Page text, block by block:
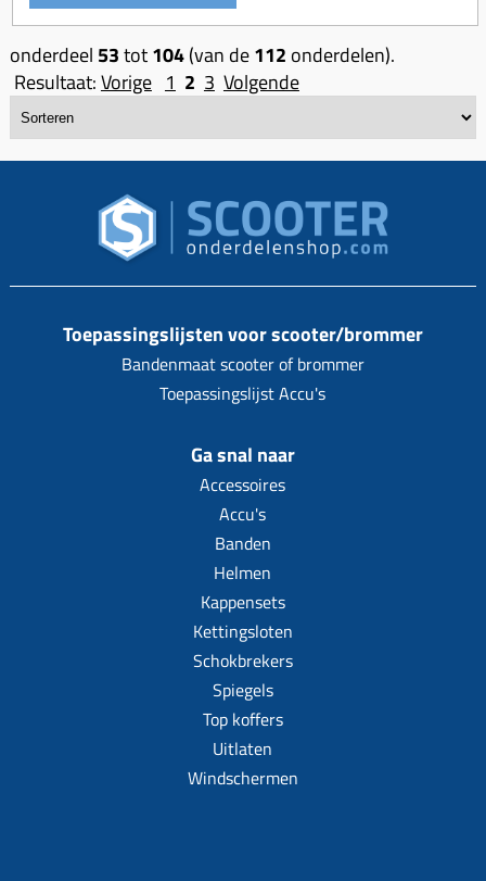
onderdeel 53tot104(van de112 onderdelen).
Resultaat:Vorige 1 2 3 Volgende
Toepassingslijsten voor scooter/brommer
Bandenmaat scooter of brommer
Toepassingslijst Accu's
Ga snal naar
Accessoires
Accu's
Banden
Helmen
Kappensets
Kettingsloten
Schokbrekers
Spiegels
Top koffers
Uitlaten
Windschermen